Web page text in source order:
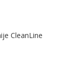
CleanLine